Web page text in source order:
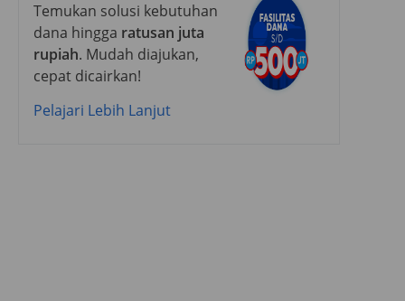
Temukan solusi kebutuhan
dana hingga ratusan juta
rupiah. Mudah diajukan,
cepat dicairkan!
Pelajari Lebih Lanjut